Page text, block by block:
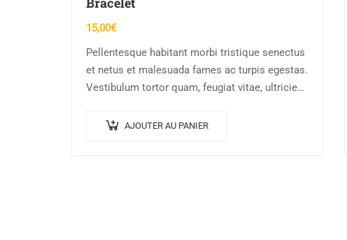
15,00€
Pellentesque habitant morbi tristique senectus
et netus et malesuada fames ac turpis egestas.
Vestibulum tortor quam, feugiat vitae, ultricies
amet…
AJOUTER AU PANIER